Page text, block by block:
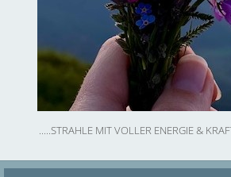
.....STRAHLE MIT VOLLER ENERGIE &